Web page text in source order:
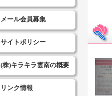
メール会員募集
サイトポリシー
(株)キラキラ雲南の概要
リンク情報